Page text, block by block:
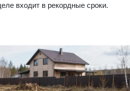
входит в рекордные сроки.